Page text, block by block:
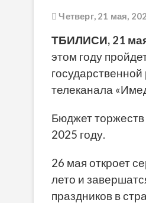
Четверг, 21 мая,
ТБИЛИСИ, 21
этом году
телеканала
Бюджет
2025 году.
26 мая откроет
лето и
праздников в